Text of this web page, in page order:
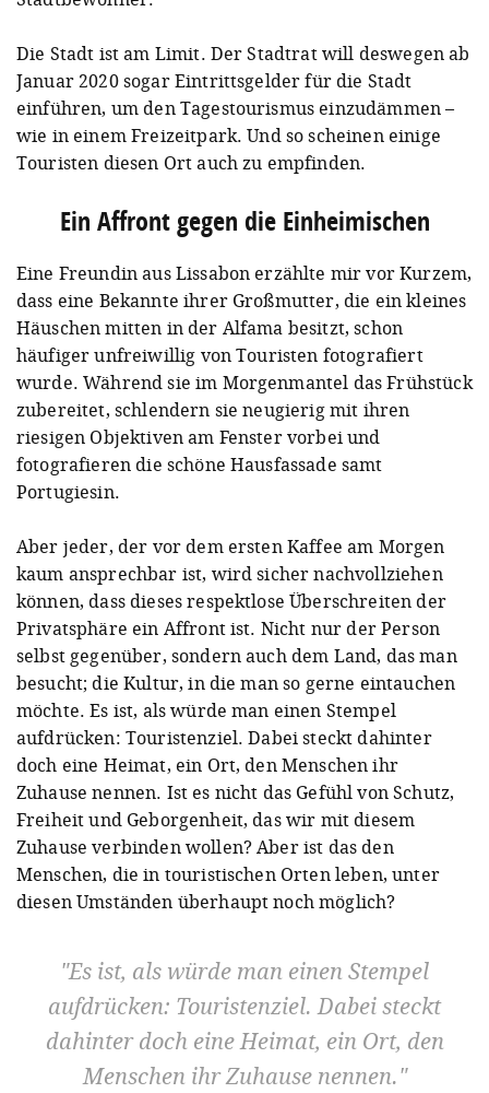
Die Stadt ist am Limit. Der Stadtrat will deswegen ab
Januar 2020 sogar Eintrittsgelder für die Stadt
einführen, um den Tagestourismus einzudämmen –
wie in einem Freizeitpark. Und so scheinen einige
Touristen diesen Ort auch zu empfinden.
Ein Affront gegen die Einheimischen
Eine Freundin aus Lissabon erzählte mir vor Kurzem,
dass eine Bekannte ihrer Großmutter, die ein kleines
Häuschen mitten in der Alfama besitzt, schon
häufiger unfreiwillig von Touristen fotografiert
wurde. Während sie im Morgenmantel das Frühstück
zubereitet, schlendern sie neugierig mit ihren
riesigen Objektiven am Fenster vorbei und
fotografieren die schöne Hausfassade samt
Portugiesin.
Aber jeder, der vor dem ersten Kaffee am Morgen
kaum ansprechbar ist, wird sicher nachvollziehen
können, dass dieses respektlose Überschreiten der
Privatsphäre ein Affront ist. Nicht nur der Person
selbst gegenüber, sondern auch dem Land, das man
besucht; die Kultur, in die man so gerne eintauchen
möchte. Es ist, als würde man einen Stempel
aufdrücken: Touristenziel. Dabei steckt dahinter
doch eine Heimat, ein Ort, den Menschen ihr
Zuhause nennen. Ist es nicht das Gefühl von Schutz,
Freiheit und Geborgenheit, das wir mit diesem
Zuhause verbinden wollen? Aber ist das den
Menschen, die in touristischen Orten leben, unter
diesen Umständen überhaupt noch möglich?
Es ist, als würde man einen Stempel
aufdrücken: Touristenziel. Dabei steckt
dahinter doch eine Heimat, ein Ort, den
Menschen ihr Zuhause nennen.